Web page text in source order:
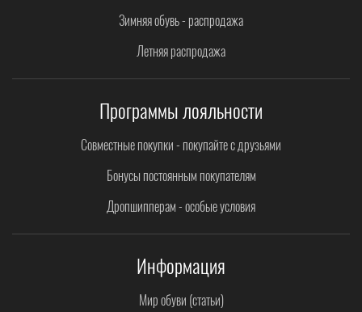
Зимняя обувь - распродажа
Летняя распродажа
Программы лояльности
Совместные покупки - покупайте с друзьями
Бонусы постоянным покупателям
Дропшипперам - особые условия
Информация
Мир обуви (статьи)